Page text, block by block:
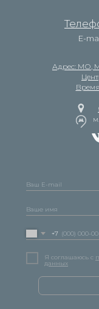
+7
E-
Адрес: МО,
Время
Я соглашаюсь с
данных